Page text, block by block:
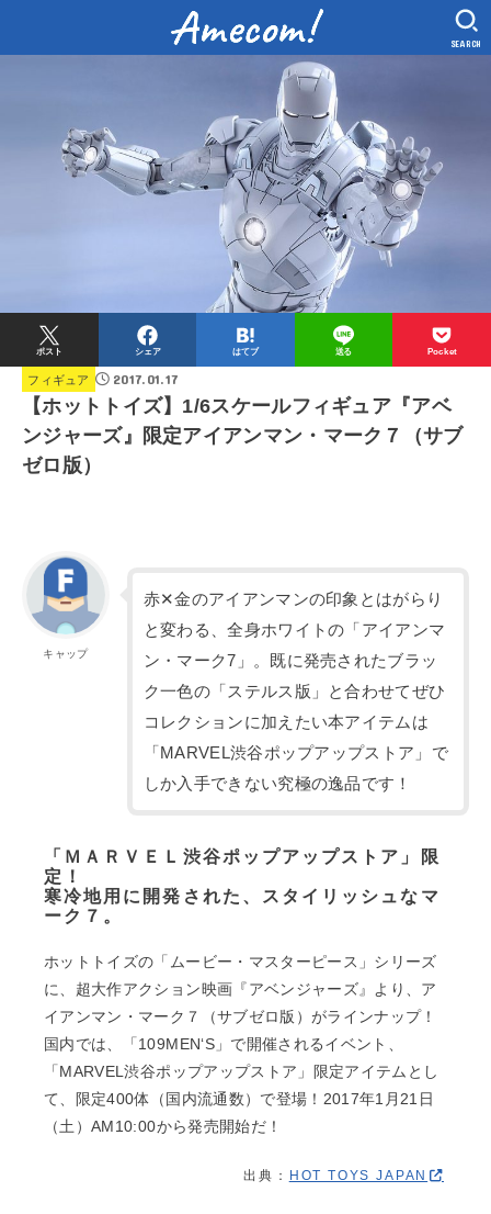
SEARCH
ポスト シェア はてブ 送る Pocket
フィギュア 2017.01.17
【ホットトイズ】1/6スケールフィギュア『アベ
ンジャーズ』限定アイアンマン・マーク７（サブ
ゼロ版）
キャップ
赤✕金のアイアンマンの印象とはがらり
と変わる、全身ホワイトの「アイアンマ
ン・マーク7」。既に発売されたブラッ
ク一色の「ステルス版」と合わせてぜひ
コレクションに加えたい本アイテムは
「MARVEL渋谷ポップアップストア」で
しか入手できない究極の逸品です！
「ＭＡＲＶＥＬ渋谷ポップアップストア」限
定！
寒冷地用に開発された、スタイリッシュなマ
ーク７。
ホットトイズの「ムービー・マスターピース」シリーズ
に、超大作アクション映画『アベンジャーズ』より、ア
イアンマン・マーク７（サブゼロ版）がラインナップ！
国内では、「109MEN‘S」で開催されるイベント、
「MARVEL渋谷ポップアップストア」限定アイテムとし
て、限定400体（国内流通数）で登場！2017年1月21日
（土）AM10:00から発売開始だ！
出典： HOT TOYS JAPAN